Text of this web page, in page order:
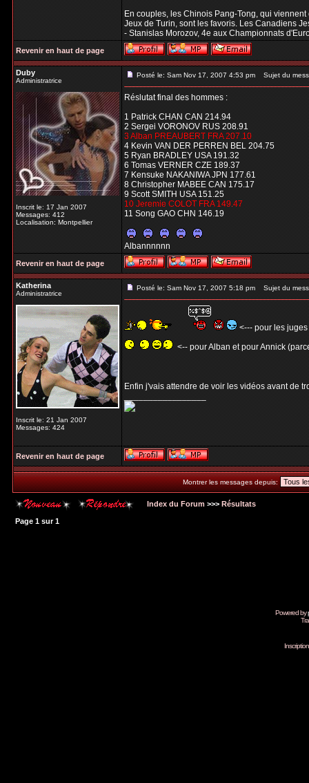
En couples, les Chinois Pang-Tong, qui
Jeux de Turin, sont les favoris. Les Canadiens
- Stanislas Morozov, 4e aux Championnats
Revenir en haut de page
Duby
Administratrice
Inscrit le: 17 Jan 2007
Messages: 412
Localisation: Montpellier
Posté le: Sam Nov 17, 2007 4:53 pm Sujet du
Réslutat final des hommes :
1 Patrick CHAN CAN 214.94
2 Sergei VORONOV RUS 208.91
3 Alban PREAUBERT FRA 207.10
4 Kevin VAN DER PERREN BEL 204.75
5 Ryan BRADLEY USA 191.32
6 Tomas VERNER CZE 189.37
7 Kensuke NAKANIWA JPN 177.61
8 Christopher MABEE CAN 175.17
9 Scott SMITH USA 151.25
10 Jeremie COLOT FRA 149.47
11 Song GAO CHN 146.19
Albannnnnn
Revenir en haut de page
Katherina
Administratrice
Inscrit le: 21 Jan 2007
Messages: 424
Posté le: Sam Nov 17, 2007 5:18 pm Sujet du
<--- pour les juges
<-- pour Alban et pour Annick
Enfin j'vais attendre de voir les vidéos avant de
_________________
Revenir en haut de page
Montrer les messages depuis:
Index du Forum >>> Résultats
Page 1 sur1
Powered by